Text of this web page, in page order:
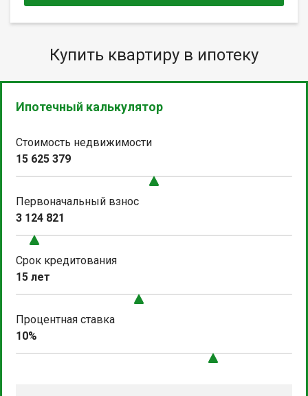
Купить квартиру в ипотеку
Ипотечный калькулятор
Стоимость недвижимости
15 625 379
Первоначальный взнос
3 124 821
Срок кредитования
15 лет
Процентная ставка
10%